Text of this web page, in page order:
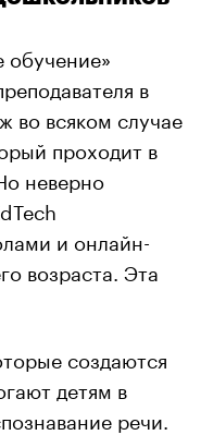
обучение»
в
во всяком случае
проходит в
неверно
и онлайн-
возраста. Эта
создаются
детям в
речи.